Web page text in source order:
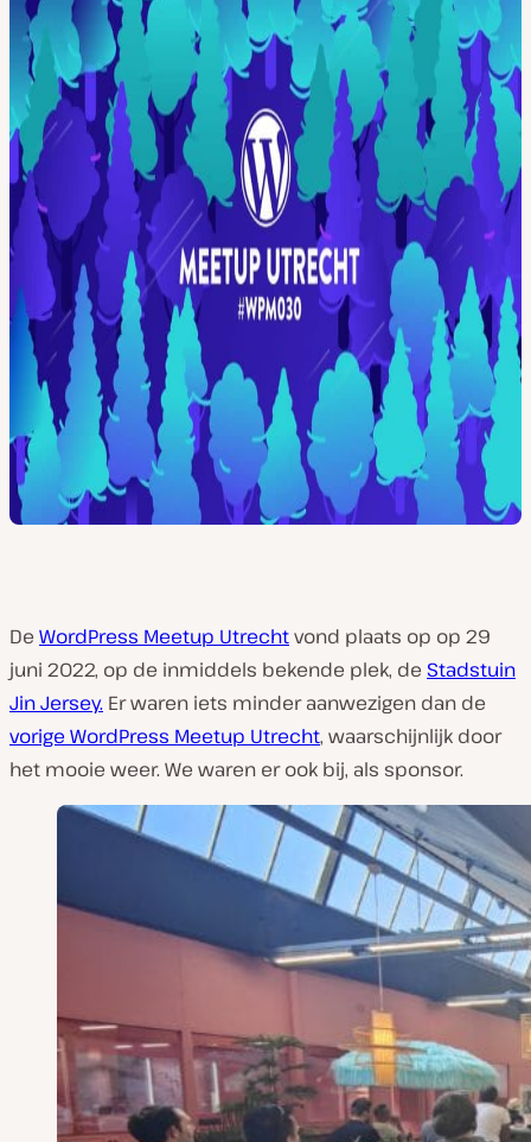
De WordPress Meetup Utrechtvond plaats op op 29
juni 2022, op de inmiddels bekende plek, de Stadstuin
Jin Jersey. Er waren iets minder aanwezigen dan de
vorige WordPress Meetup Utrecht, waarschijnlijk door
het mooie weer. We waren er ook bij, als sponsor.